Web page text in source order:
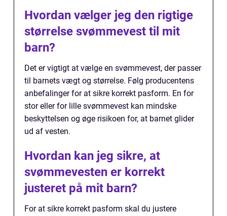
Hvordan vælger jeg den rigtige
størrelse svømmevest til mit
barn?
Det er vigtigt at vælge en svømmevest, der passer
til barnets vægt og størrelse. Følg producentens
anbefalinger for at sikre korrekt pasform. En for
stor eller for lille svømmevest kan mindske
beskyttelsen og øge risikoen for, at barnet glider
ud af vesten.
Hvordan kan jeg sikre, at
svømmevesten er korrekt
justeret på mit barn?
For at sikre korrekt pasform skal du justere